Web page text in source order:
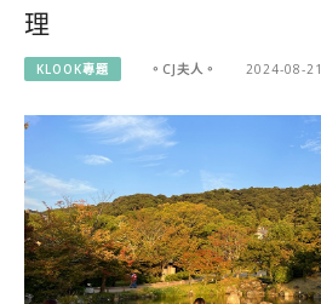
理
KLOOK專題 。CJ夫人。 2024-08-21